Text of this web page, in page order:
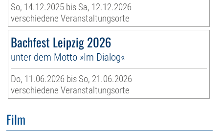
So, 14.12.2025 bis Sa, 12.12.2026
verschiedene Veranstaltungsorte
Bachfest Leipzig 2026
unter dem Motto »Im Dialog«
Do, 11.06.2026 bis So, 21.06.2026
verschiedene Veranstaltungsorte
Film